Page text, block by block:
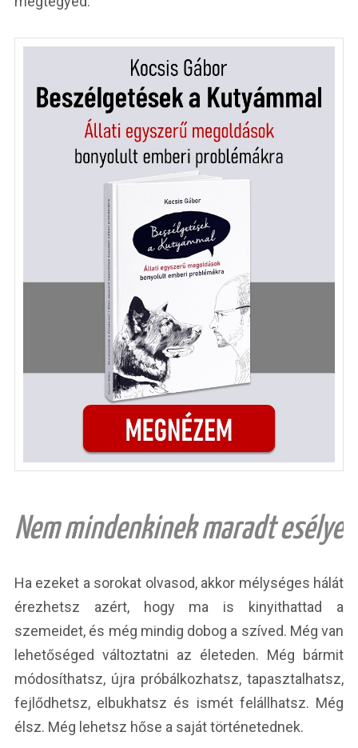
Nem mindenkinek maradt esélye
Ha ezeket a sorokat olvasod, akkor mélységes hálát
érezhetsz azért, hogy ma is kinyithattad a
szemeidet, és még mindig dobog a szíved. Még van
lehetőséged változtatni az életeden. Még bármit
módosíthatsz, újra próbálkozhatsz, tapasztalhatsz,
fejlődhetsz, elbukhatsz és ismét felállhatsz. Még
élsz. Még lehetsz hőse a saját történetednek.